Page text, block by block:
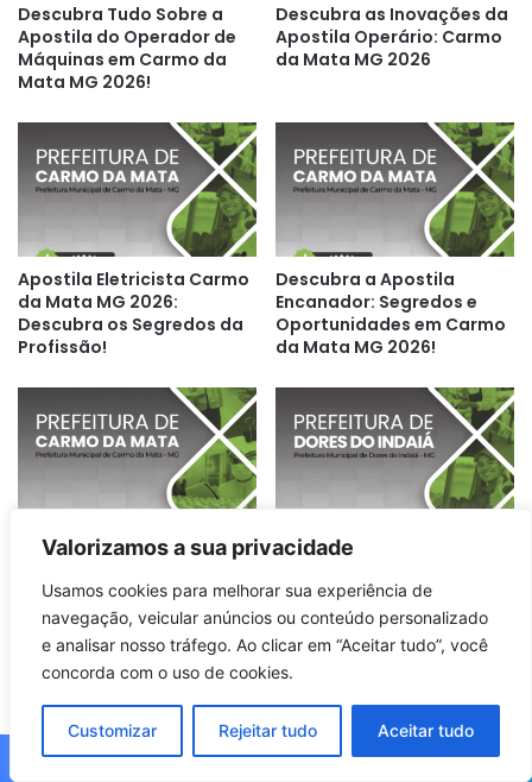
Valorizamos a sua privacidade
Usamos cookies para melhorar sua experiência de
navegação, veicular anúncios ou conteúdo personalizado
e analisar nosso tráfego. Ao clicar em “Aceitar tudo”, você
concorda com o uso de cookies.
Customizar Rejeitar tudo Aceitar tudo
Descubra Tudo Sobre a
Apostila do Operador de
Máquinas em Carmo da
Mata MG 2026!
Descubra as Inovações da
Apostila Operário: Carmo
da Mata MG 2026
Apostila Eletricista Carmo
da Mata MG 2026:
Descubra os Segredos da
Profissão!
Descubra a Apostila
Encanador: Segredos e
Oportunidades em Carmo
da Mata MG 2026!
Descubra a Apostila Fiscal
2026: Tudo que Você
Precisa Saber!
Descubra a Apostila
Dores do Indaiá MG 2026:
Tudo que Você Precisa
Saber!